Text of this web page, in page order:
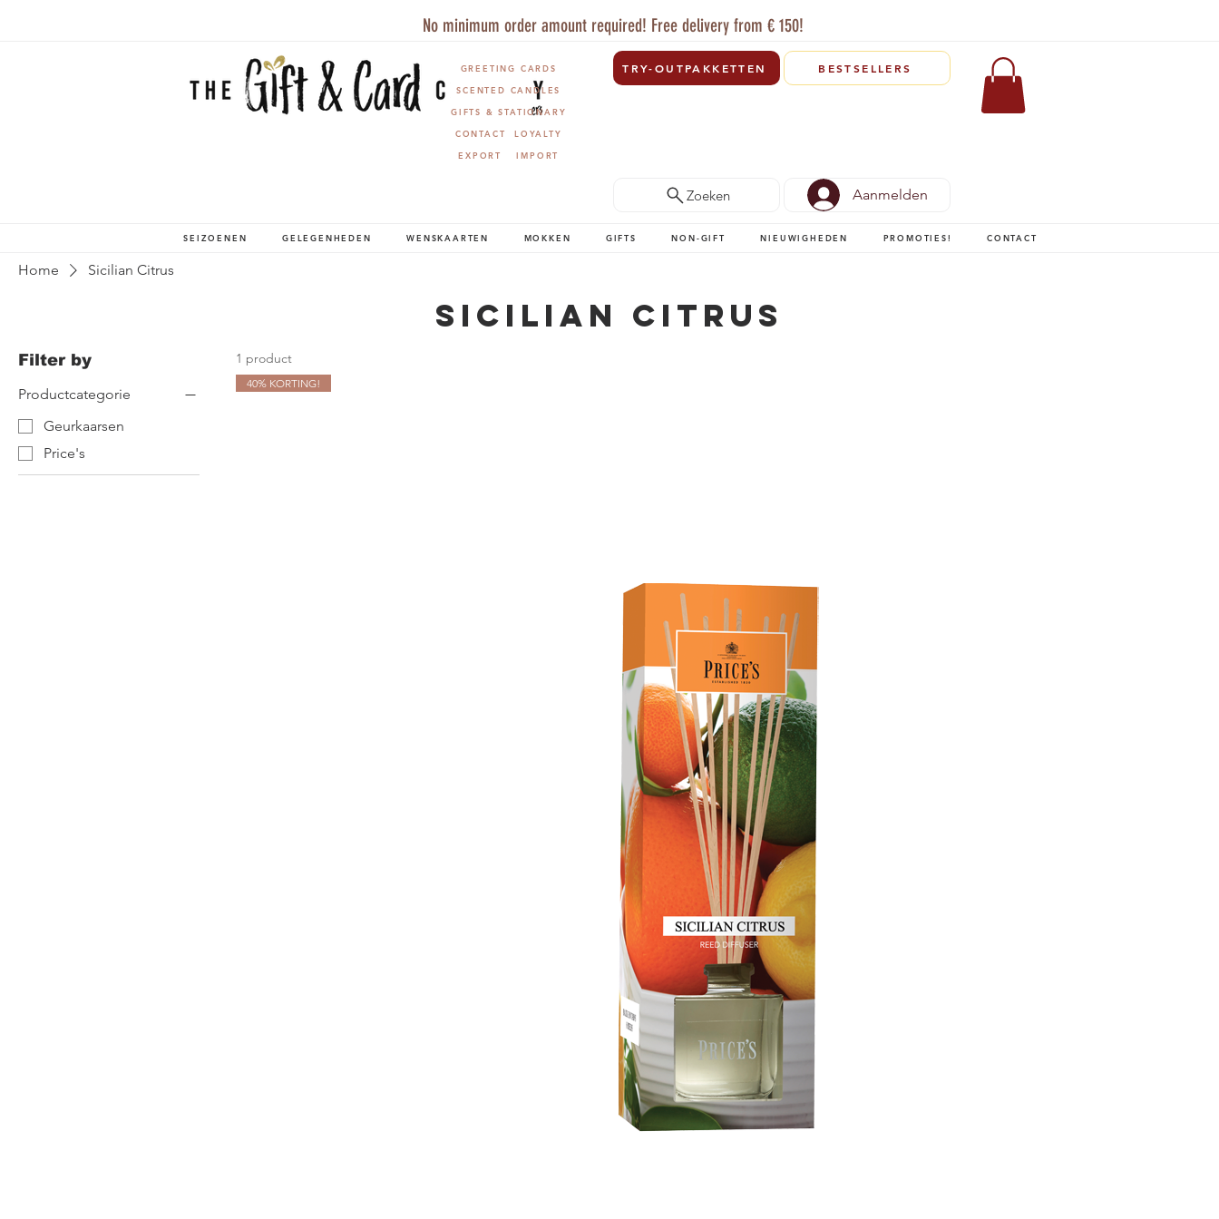
No minimum order amount required! Free delivery from € 150!
GREETING CARDS
SCENTED CANDLES
GIFTS & STATIONARY
CONTACT
LOYALTY
EXPORT
IMPORT
TRY-OUTPAKKETTEN BESTSELLERS
Zoeken Aanmelden
SEIZOENEN GELEGENHEDEN WENSKAARTEN MOKKEN GIFTS NON-GIFT NIEUWIGHEDEN PROMOTIES! CONTACT
Home Sicilian Citrus
Sicilian Citrus
Filter by
Productcategorie
Geurkaarsen
Price's
1 product
40% KORTING!